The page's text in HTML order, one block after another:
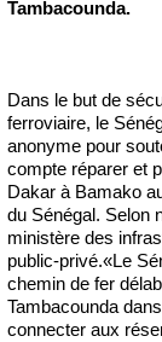
Tambacounda.
Dans le but de
ferroviaire, le
anonyme pour
compte réparer et
Dakar à Bamako
du Sénégal. Selon
ministère des
public-privé.«Le
chemin de fer
Tambacounda
connecter aux